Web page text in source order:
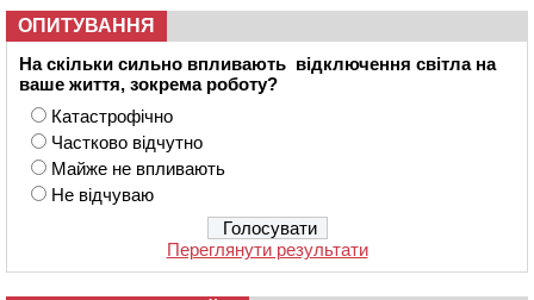
ОПИТУВАННЯ
На скільки сильно впливають відключення світла на
ваше життя, зокрема роботу?
Катастрофічно
Частково відчутно
Майже не впливають
Не відчуваю
Переглянути результати